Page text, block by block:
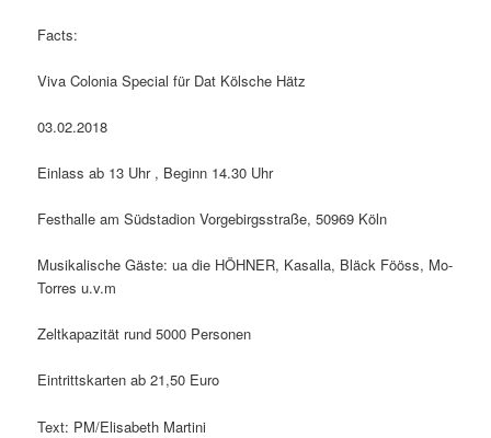
Facts:
Viva Colonia Special für Dat Kölsche Hätz
03.02.2018
Einlass ab 13 Uhr , Beginn 14.30 Uhr
Festhalle am Südstadion Vorgebirgsstraße, 50969 Köln
Musikalische Gäste: ua die HÖHNER, Kasalla, Bläck Fööss, Mo-
Torres u.v.m
Zeltkapazität rund 5000 Personen
Eintrittskarten ab 21,50 Euro
Text: PM/Elisabeth Martini